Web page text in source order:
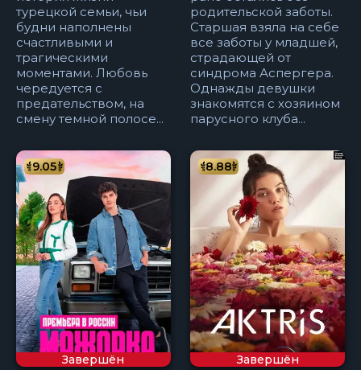
турецкой семьи, чьи
будни наполнены
счастливыми и
трагическими
моментами. Любовь
чередуется с
предательством, на
смену темной полосе...
родительской заботы.
Старшая взяла на себе
все заботы у младшей,
страдающей от
синдрома Аспергера.
Однажды девушки
знакомятся с хозяином
парусного клуба...
Завершён
9.05
Завершён
8.88